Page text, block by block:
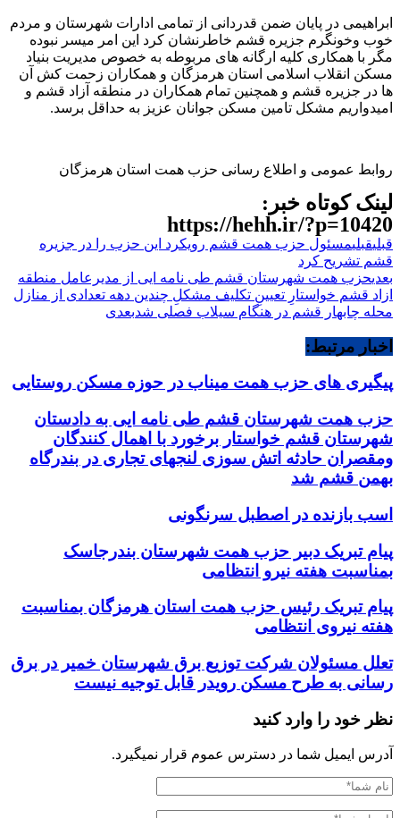
ابراهیمی در پایان ضمن قدردانی از تمامی ادارات شهرستان و‌ مردم
خوب و‌خونگرم جزیره قشم خاطرنشان کرد این امر میسر نبوده
مگر با همکاری کلیه ارگانه های مربوطه به خصوص مدیریت بنیاد
مسکن انقلاب اسلامی استان هرمزگان و همکاران زحمت کش آن
ها در جزیره قشم و همچنین تمام همکاران در منطقه آزاد قشم و
امیدواریم مشکل تامین مسکن جوانان عزیز به حداقل برسد.
روابط عمومی و اطلاع رسانی حزب همت استان هرمزگان
لینک کوتاه خبر:
https://hehh.ir/?p=10420
قبلیقبلیمسئول حزب همت قشم رویکرد این حزب را در جزیره
قشم تشریح کرد
بعدیحزب همت شهرستان قشم طی نامه ایی از مدیرعامل منطقه
ازاد قشم خواستارِ تعیینِ تکلیف مشکلِ چندین دهه تعدادی از منازل
محله چابهار قشم در هنگام سیلاب فصلی شدبعدی
اخبار مرتبط:
پیگیری های حزب همت میناب در حوزه مسکن روستایی
حزب همت شهرستان قشم طی نامه ایی به دادستان
شهرستان قشم خواستار برخورد با اهمال کنندگان
ومقصران حادثه اتش سوزی لنجهای تجاری در بندرگاه
بهمن قشم شد
اسب بازنده در اصطبل سرنگونی
پیام تبریک دبیر حزب همت شهرستان بندرجاسک
بمناسبت هفته نیرو انتظامی
پیام تبریک رئیس حزب همت استان هرمزگان بمناسبت
هفته نیروی انتظامی
تعلل مسئولان شرکت توزیع برق شهرستان خمیر در برق
رسانی به طرح مسکن رویدر قابل توجیه نیست
نظر خود را وارد کنید
آدرس ایمیل شما در دسترس عموم قرار نمیگیرد.